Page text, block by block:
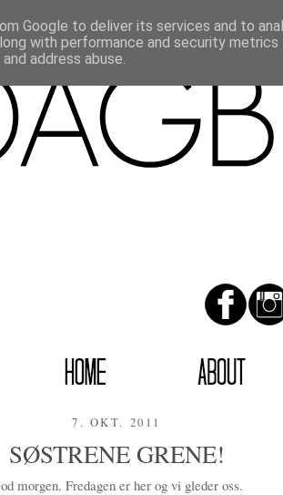
7. OKT. 2011
SØSTRENE GRENE!
morgen. Fredagen er her og vi gleder oss.
Google to deliver its services and to
with performance and security
address abuse.